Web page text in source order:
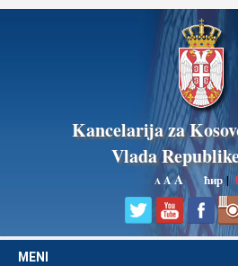
Kancelarija za
Vlada
A AA ћир|
MENI